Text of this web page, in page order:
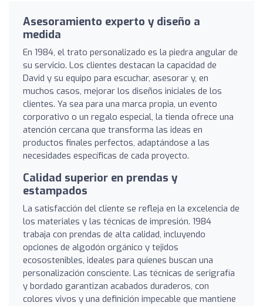
Asesoramiento experto y diseño a
medida
En 1984, el trato personalizado es la piedra angular de
su servicio. Los clientes destacan la capacidad de
David y su equipo para escuchar, asesorar y, en
muchos casos, mejorar los diseños iniciales de los
clientes. Ya sea para una marca propia, un evento
corporativo o un regalo especial, la tienda ofrece una
atención cercana que transforma las ideas en
productos finales perfectos, adaptándose a las
necesidades específicas de cada proyecto.
Calidad superior en prendas y
estampados
La satisfacción del cliente se refleja en la excelencia de
los materiales y las técnicas de impresión. 1984
trabaja con prendas de alta calidad, incluyendo
opciones de algodón orgánico y tejidos
ecosostenibles, ideales para quienes buscan una
personalización consciente. Las técnicas de serigrafía
y bordado garantizan acabados duraderos, con
colores vivos y una definición impecable que mantiene